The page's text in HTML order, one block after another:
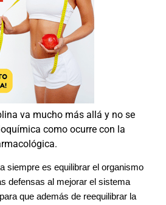
va mucho más allá y no se
como ocurre con la
siempre es equilibrar el organismo
defensas al mejorar el sistema
que además de reequilibrar la